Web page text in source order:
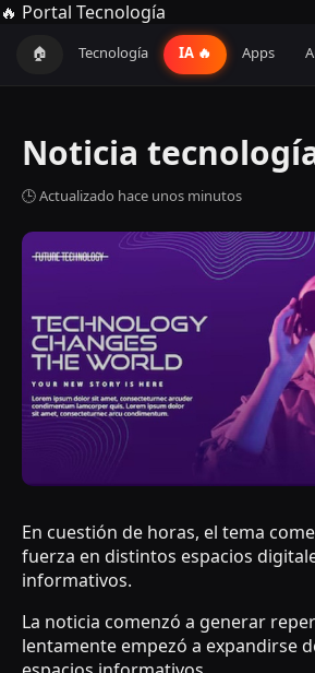
🔥 Portal Tecnología
🏠 Tecnología IA 🔥 Apps
Noticia
🕒 Actualizado hace unos minutos
En cuestión de horas, el tema
fuerza en distintos espacios
informativos.
La noticia comenzó a generar
lentamente empezó a expandirse